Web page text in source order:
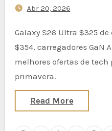
US$ 354 de
Abr 20, 2026
Galaxy S26 Ultra $325 de desconto, Pixel 10 até
$354, carregadores GaN
melhores ofertas de
primavera.
Read More